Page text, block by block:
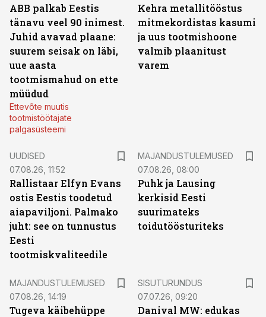
ABB palkab Eestis
tänavu veel 90 inimest.
Juhid avavad plaane:
suurem seisak on läbi,
uue aasta
tootmismahud on ette
müüdud
Ettevõte muutis
tootmistöötajate
palgasüsteemi
Kehra metallitööstus
mitmekordistas kasumi
ja uus tootmishoone
valmib plaanitust
varem
UUDISED
07.08.26, 11:52
Rallistaar Elfyn Evans
ostis Eestis toodetud
aiapaviljoni. Palmako
juht: see on tunnustus
Eesti
tootmiskvaliteedile
MAJANDUSTULEMUSED
07.08.26, 08:00
Puhk ja Lausing
kerkisid Eesti
suurimateks
toidutöösturiteks
MAJANDUSTULEMUSED
07.08.26, 14:19
Tugeva käibehüppe
SISUTURUNDUS
07.07.26, 09:20
Danival MW: edukas